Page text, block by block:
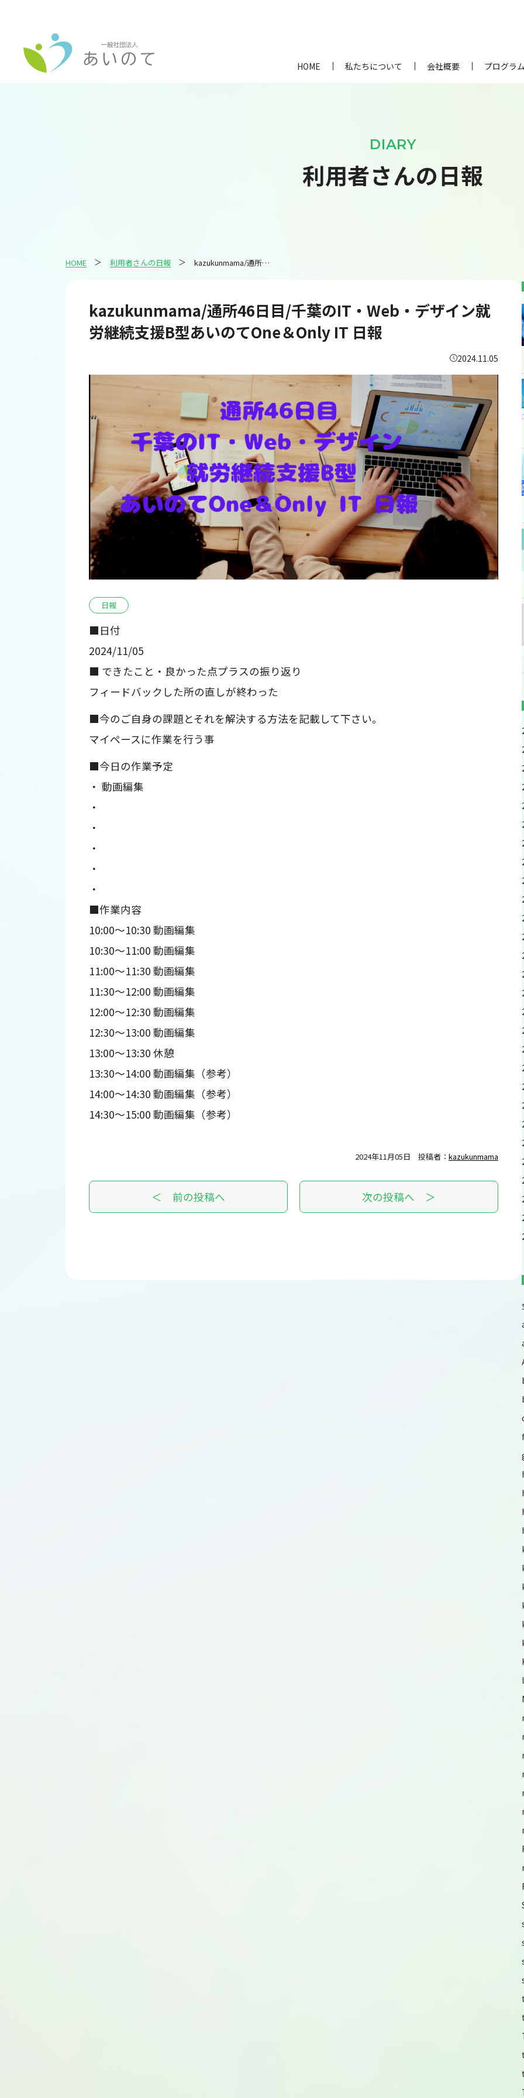
HOME 私たちについて 会社概要 プログラ
DIARY
利用者さんの日報
HOME 利用者さんの日報 kazukunmama/通所46日目/千葉のIT・Web・デザイン就労継続支援B型あいのてOne＆Only IT 日報
kazukunmama/通所46日目/千葉のIT・Web・デザイン就
労継続支援B型あいのてOne＆Only IT 日報
2024.11.05
日報
■日付
2024/11/05
■ できたこと・良かった点プラスの振り返り
フィードバックした所の直しが終わった
■今のご自身の課題とそれを解決する方法を記載して下さい。
マイペースに作業を行う事
■今日の作業予定
・ 動画編集
・
・
・
・
・
■作業内容
10:00～10:30 動画編集
10:30～11:00 動画編集
11:00～11:30 動画編集
11:30～12:00 動画編集
12:00～12:30 動画編集
12:30～13:00 動画編集
13:00～13:30 休憩
13:30～14:00 動画編集（参考）
14:00～14:30 動画編集（参考）
14:30～15:00 動画編集（参考）
2024年11月05日 投稿者： kazukunmama
＜ 前の投稿へ 次の投稿へ ＞